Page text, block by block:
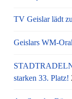
TV Geislar lädt
Geislars WM-
STADTRADELN
starken 33. Platz!